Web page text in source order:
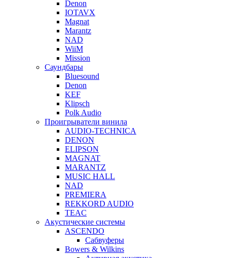
Denon
IOTAVX
Magnat
Marantz
NAD
WiiM
Mission
Саундбары
Bluesound
Denon
KEF
Klipsch
Polk Audio
Проигрыватели винила
AUDIO-TECHNICA
DENON
ELIPSON
MAGNAT
MARANTZ
MUSIC HALL
NAD
PREMIERA
REKKORD AUDIO
TEAC
Акустические системы
ASCENDO
Сабвуферы
Bowers & Wilkins